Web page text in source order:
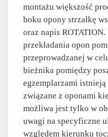
montażu większość
boku opony strzałkę
oraz napis
przekładania opon
przeprowadzanej w
bieżnika pomiędzy
egzemplarzami
związane z oponami
możliwa jest tylko w
uwagi na specyficzne
względem kierunku